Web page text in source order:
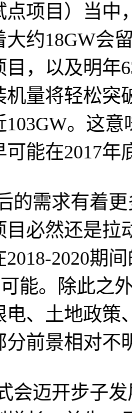
点项目）当中
大约18GW会
目，以及明年
机量将轻松突
。这意
可能在2017年
的需求有着
目必然还是拉
2020期
能。除此之
电、土地政策
分前景相对不
会迈开步子